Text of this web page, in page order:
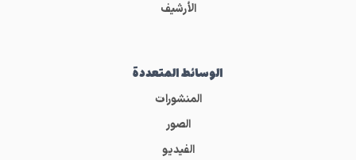
الأرشيف
الوسائط المتعددة
المنشورات
الصور
الفيديو